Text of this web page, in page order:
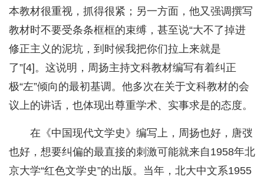
本教材很重视，抓得很紧；另一方面，他又强调撰写
教材时不要受条条框框的束缚，甚至说“大不了掉进
修正主义的泥坑，到时候我把你们拉上来就是
了”[4]。这说明，周扬主持文科教材编写有着纠正
极“左”倾向的最初基调。他多次在关于文科教材的会
议上的讲话，也体现出尊重学术、实事求是的态度。
在《中国现代文学史》编写上，周扬也好，唐弢
也好，想要纠偏的最直接的刺激可能就来自1958年北
京大学“红色文学史”的出版。当年，北大中文系1955